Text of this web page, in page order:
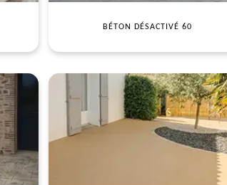
BÉTON DÉSACTIVÉ 60